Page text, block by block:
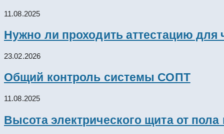
11.08.2025
Нужно ли проходить аттестацию для
23.02.2026
Общий контроль системы СОПТ
11.08.2025
Высота электрического щита от